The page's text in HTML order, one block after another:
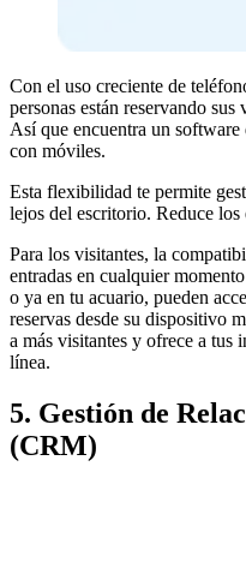
Con el uso creciente de
personas están reservando
Así que encuentra un software
con móviles.
Esta flexibilidad te permite
lejos del escritorio. Reduce
Para los visitantes, la
entradas en cualquier
o ya en tu acuario, pueden
reservas desde su dispositivo
a más visitantes y ofrece a tus
línea.
5. Gestión de
(CRM)